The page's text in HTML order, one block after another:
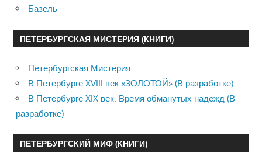
Базель
ПЕТЕРБУРГСКАЯ МИСТЕРИЯ (КНИГИ)
Петербургская Мистерия
В Петербурге XVIII век «ЗОЛОТОЙ» (В разработке)
В Петербурге XIX век. Время обманутых надежд (В
разработке)
ПЕТЕРБУРГСКИЙ МИФ (КНИГИ)